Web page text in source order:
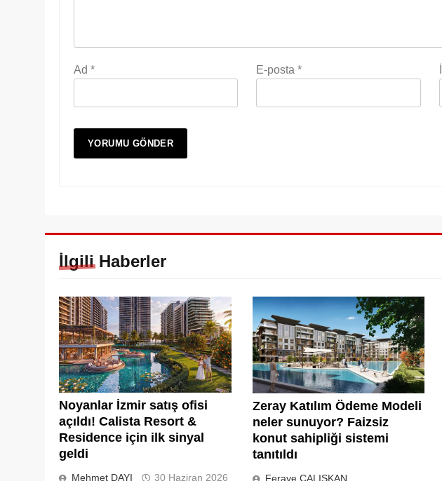
Ad * E-posta*
İlgili Haberler
Noyanlar İzmir satış ofisi
açıldı! Calista Resort &
Residence için ilk sinyal
geldi
Mehmet DAYI 30 Haziran 2026
Zeray Katılım Ödeme Modeli
neler sunuyor? Faizsiz
konut sahipliği sistemi
tanıtıldı
Feraye ÇALIŞKAN